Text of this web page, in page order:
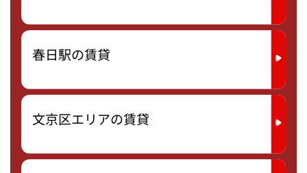
春日駅の賃貸
文京区エリアの賃貸